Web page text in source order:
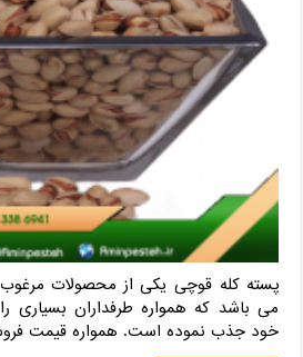
پسته کله قوچی یکی از محصولات مرغوب
می باشد که همواره طرفداران بسیاری
خود جذب نموده است. همواره قیمت